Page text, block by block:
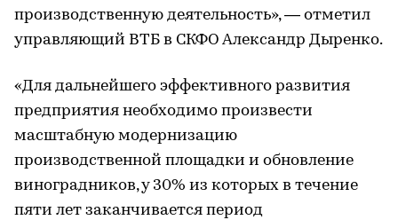
производственную деятельность», — отметил
управляющий ВТБ в СКФО Александр Дыренко.
«Для дальнейшего эффективного развития
предприятия необходимо произвести
масштабную модернизацию
производственной площадки и обновление
виноградников, у 30% из которых в течение
пяти лет заканчивается период